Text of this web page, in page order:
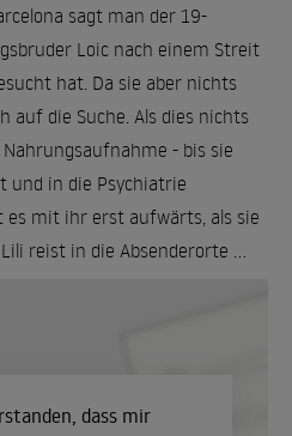
sagt man der 19-
Loic nach einem Streit
hat. Da sie aber nichts
auf die Suche. Als dies nichts
- bis sie
und in die Psychiatrie
es mit ihr erst aufwärts, als sie
reist in die Absenderorte ...
dass mir